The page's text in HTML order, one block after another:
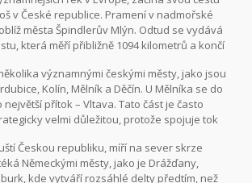
v České republice. Pramení v nadmořské
města Špindlerův Mlýn. Odtud se vydává
která měří přibližně 1094 kilometrů a končí
významnými českými městy, jako jsou
Kolín, Mělník a Děčín. U Mělníka se do
největší přítok – Vltava. Tato část je často
velmi důležitou, protože spojuje tok
Českou republiku, míří na sever skrze
Německými městy, jako je Drážďany,
kde vytváří rozsáhlé delty předtím, než